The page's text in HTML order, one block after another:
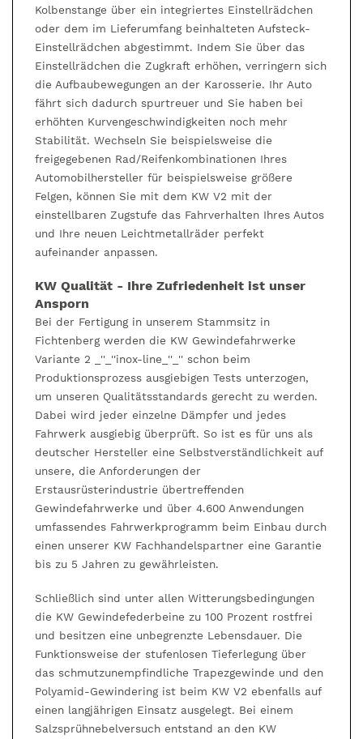
Kolbenstange über ein integriertes Einstellrädchen
oder dem im Lieferumfang beinhalteten Aufsteck-
Einstellrädchen abgestimmt. Indem Sie über das
Einstellrädchen die Zugkraft erhöhen, verringern sich
die Aufbaubewegungen an der Karosserie. Ihr Auto
fährt sich dadurch spurtreuer und Sie haben bei
erhöhten Kurvengeschwindigkeiten noch mehr
Stabilität. Wechseln Sie beispielsweise die
freigegebenen Rad/Reifenkombinationen Ihres
Automobilhersteller für beispielsweise größere
Felgen, können Sie mit dem KW V2 mit der
einstellbaren Zugstufe das Fahrverhalten Ihres Autos
und Ihre neuen Leichtmetallräder perfekt
aufeinander anpassen.
KW Qualität - Ihre Zufriedenheit ist unser
Ansporn
Bei der Fertigung in unserem Stammsitz in
Fichtenberg werden die KW Gewindefahrwerke
Variante 2 _''_''inox-line_''_'' schon beim
Produktionsprozess ausgiebigen Tests unterzogen,
um unseren Qualitätsstandards gerecht zu werden.
Dabei wird jeder einzelne Dämpfer und jedes
Fahrwerk ausgiebig überprüft. So ist es für uns als
deutscher Hersteller eine Selbstverständlichkeit auf
unsere, die Anforderungen der
Erstausrüsterindustrie übertreffenden
Gewindefahrwerke und über 4.600 Anwendungen
umfassendes Fahrwerkprogramm beim Einbau durch
einen unserer KW Fachhandelspartner eine Garantie
bis zu 5 Jahren zu gewährleisten.
Schließlich sind unter allen Witterungsbedingungen
die KW Gewindefederbeine zu 100 Prozent rostfrei
und besitzen eine unbegrenzte Lebensdauer. Die
Funktionsweise der stufenlosen Tieferlegung über
das schmutzunempfindliche Trapezgewinde und den
Polyamid-Gewindering ist beim KW V2 ebenfalls auf
einen langjährigen Einsatz ausgelegt. Bei einem
Salzsprühnebelversuch entstand an den KW